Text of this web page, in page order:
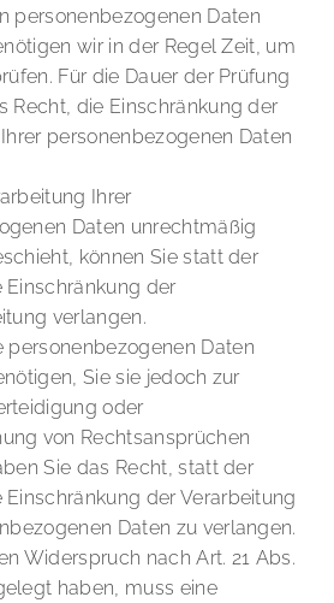
personenbezogenen Daten
wir in der Regel Zeit, um
Für die Dauer der Prüfung
Recht, die Einschränkung der
personenbezogenen Daten
Ihrer
Daten unrechtmäßig
können Sie statt der
Einschränkung der
verlangen.
personenbezogenen Daten
Sie sie jedoch zur
oder
von Rechtsansprüchen
Sie das Recht, statt der
Einschränkung der Verarbeitung
Daten zu verlangen.
Widerspruch nach Art. 21 Abs.
haben, muss eine